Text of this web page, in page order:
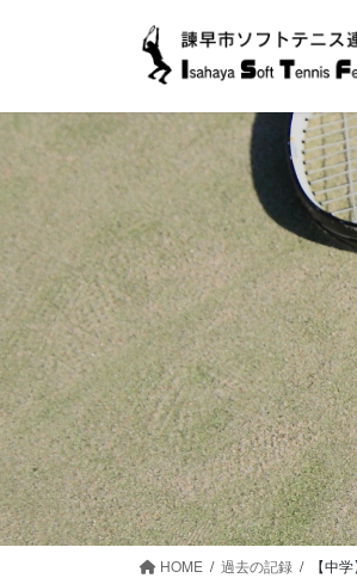
ツ
に
移
動
シ
ョ
ン
に
移
動
HOME 過去の記録 【中